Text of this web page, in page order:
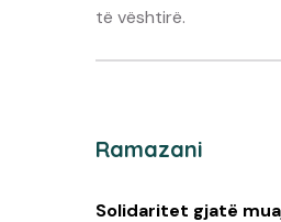
të vështirë.
Ramazani
Solidaritet gjatë